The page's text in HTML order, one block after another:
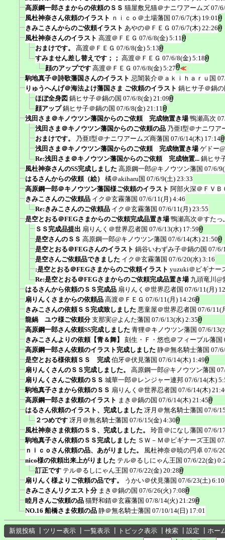
高原鋼一郎さまからの依頼のＳＳ 猫屋敷兄猫＠ナニワアームズ 07/
風杜神奈さん依頼のイラスト ｎｉｃｏ＠土場藩国 07/6/7(木) 19:01
きみこさんからのご依頼イラスト あやの＠ＦＥＧ 07/6/7(木) 22:26
風杜神奈さんのイラスト 高渡＠ＦＥＧ 07/6/8(金) 5:11
おまけです。
高渡＠ＦＥＧ 07/6/8(金) 5:13
すみません差し替えです；； 高渡＠ＦＥＧ 07/6/8(金) 5:18
顔のアップです 高渡＠ＦＥＧ 07/6/8(金) 5:27 ≪
駒地真子＠詩歌藩国さんのイラスト 忌闇装介＠ａｋｉｈａｒｕ国
りゅうへんげ＠海法よけ藩国さま ご依頼のイラスト 鍋ヒサ子＠鍋
ほぼ全身図 鍋ヒサ子＠鍋の国 07/6/8(金) 21:09
顔アップ 鍋ヒサ子＠鍋の国 07/6/8(金) 21:11
浅田さま＠キノウツン藩国からのご依頼 完成物置き場 鴨瀬高次
浅田さま＠キノウツン藩国からのご依頼の品 乃亜I型＠ナニワア
おまけです。
乃亜I型＠ナニワアームズ商藩国 07/6/14(木) 17:14
浅田さま＠キノウツン藩国からのご依頼 完成物置き場 ゲドー
Re:浅田さま＠キノウツン藩国からのご依頼 完成物置... 鍋ヒサ
風杜神奈さんのSS完成しました 高原鋼一郎@キノウツン藩国 07/6/
はるさんからの依頼（絵）
橘＠akiharu国 07/6/9(土) 23:33
高原鋼一郎＠キノウツン藩国様ご依頼のイラスト 阿部火深＠ＦＶＢ
きみこさんのご依頼品 イク＠玄霧藩国 07/6/11(月) 4:46
Re:きみこさんのご依頼品 イク＠玄霧藩国 07/6/11(月) 23:55
是空とおる＠FEGさまからのご依頼完成品置き場 鴨瀬高次＠すたっ
ＳＳ完成品提出 扇りんく＠世界忍者国 07/6/13(水) 17:59
是空さんのＳＳ 高原鋼一郎@キノウツン藩国 07/6/14(木) 21:50
是空とおる＠FEGさんのイラスト 鍋谷いわずみ子＠鍋の国 07/6/
是空さんご依頼品できました イク＠玄霧藩国 07/6/20(水) 3:16
:是空とおる＠FEGさまからのご依頼イラスト yuzuki＠ビギナー
Re:是空とおる＠FEGさまからのご依頼完成品置き場 九頭竜川@
はるさんから依頼のＳＳ完成品 扇りんく＠世界忍者国 07/6/11(月)
扇りんくさまからの依頼品 高渡＠ＦＥＧ 07/6/11(月) 14:26
きみこさんの依頼ＳＳ完成致しました 悪童屋＠世界忍者国 07/6/11(
龍鍋 ユウ様ご依頼分 支那実@よんた藩国 07/6/13(水) 2:35
高原鋼一郎さん依頼SS完成しました 青狸＠キノウツン藩国 07/6/13(
きみこさんよりの依頼【青＆舞】
刻生・Ｆ・悠也＠フィーブル藩国
高原鋼一郎さん依頼のイラスト完成しました 静＠無名騎士藩国 07/
是空とおる様依頼ＳＳ 完成 伯牙＠伏見藩国 07/6/14(木) 1:49
扇りんくさんのＳＳ完成しました。
高原鋼一郎@キノウツン藩国
扇りんくさんご依頼のＳＳ 城華一郎＠レンジャー連邦 07/6/14(木)
駒地真子さまから依頼のＳＳ 扇りんく＠世界忍者国 07/6/14(木)
高原鋼一郎さま依頼のイラスト まき＠鍋の国 07/6/14(木) 21:45
はるさん依頼のイラスト、完成しました 冴月＠無名騎士藩国 07/6/
２つめです 冴月＠無名騎士藩国 07/6/15(金) 4:30
風杜神奈さま依頼のＳＳ、完成しました。
玲音＠になし藩国 07/6/
駒地真子さん依頼のＳＳ完成しました ＳＷ－Ｍ＠ビギナーズ王国
ｎｉｃｏさん依頼の品、あがりました。
風杜神奈＠暁の円卓 07/6/
nico様の依頼出来上がりました テル＠るしにゃん王国 07/6/22(金)
訂正です テル＠るしにゃん王国 07/6/22(金) 20:28
扇りんく様よりご依頼の品です。
うかい＠伏見藩国 07/6/23(土) 6:10
きみこさんリクエスト分 まき＠鍋の国 07/6/26(火) 7:08
睦月さんご依頼の品 猫野和錆＠玄霧藩国 07/8/14(火) 21:29
NO.16 船橋さま依頼の品 静＠無名騎士藩国 07/10/14(日) 17:01
新規投稿 ツリー表示 一覧表示 トピック表示 検索 設定
ホー